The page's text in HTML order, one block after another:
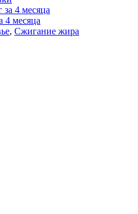
4 месяца
, Сжигание жира